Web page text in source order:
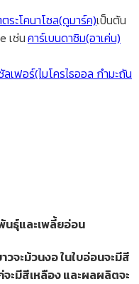
ระโคนาโซล(ดูมาร์ค)เป็นต้น
เช่นคาร์เบนดาซิม(อาเค่น)
ลเฟอร์(ไมโครไธออล กำมะถัน
นธุ์และเพลี้ยอ่อน
จะม้วนงอ ในใบอ่อนจะมีสี
ะมีสีเหลือง และผลผลิตจะ